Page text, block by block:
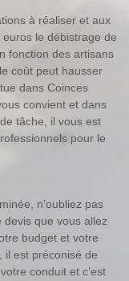
à réaliser et aux
le débistrage de
fonction des artisans
coût peut hausser
dans Coinces
convient et dans
tâche, il vous est
pour le
n’oubliez pas
devis que vous allez
budget et votre
il est préconisé de
conduit et c’est